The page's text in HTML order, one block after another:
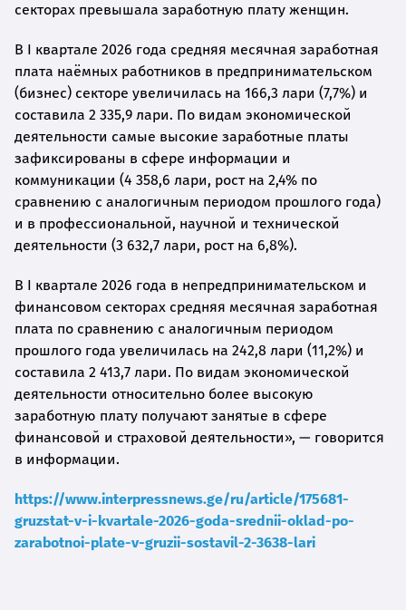
секторах превышала заработную плату женщин.
В I квартале 2026 года средняя месячная заработная
плата наёмных работников в предпринимательском
(бизнес) секторе увеличилась на 166,3 лари (7,7%) и
составила 2 335,9 лари. По видам экономической
деятельности самые высокие заработные платы
зафиксированы в сфере информации и
коммуникации (4 358,6 лари, рост на 2,4% по
сравнению с аналогичным периодом прошлого года)
и в профессиональной, научной и технической
деятельности (3 632,7 лари, рост на 6,8%).
В I квартале 2026 года в непредпринимательском и
финансовом секторах средняя месячная заработная
плата по сравнению с аналогичным периодом
прошлого года увеличилась на 242,8 лари (11,2%) и
составила 2 413,7 лари. По видам экономической
деятельности относительно более высокую
заработную плату получают занятые в сфере
финансовой и страховой деятельности», — говорится
в информации.
https://www.interpressnews.ge/ru/article/175681-
gruzstat-v-i-kvartale-2026-goda-srednii-oklad-po-
zarabotnoi-plate-v-gruzii-sostavil-2-3638-lari